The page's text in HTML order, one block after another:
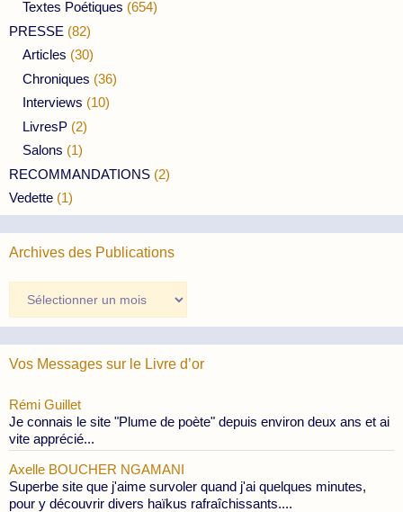
Textes Poétiques (654)
PRESSE (82)
Articles (30)
Chroniques (36)
Interviews (10)
LivresP (2)
Salons (1)
RECOMMANDATIONS (2)
Vedette (1)
Archives des Publications
des
Publications
Vos Messages sur le Livre d’or
Rémi Guillet
Je connais le site "Plume de poète" depuis environ deux ans et ai
vite apprécié...
Axelle BOUCHER NGAMANI
Superbe site que j'aime survoler quand j'ai quelques minutes,
pour y découvrir divers haïkus rafraîchissants....